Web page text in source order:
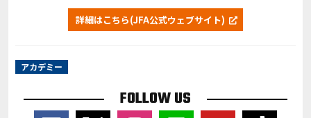
詳細はこちら(JFA公式ウェブサイト)
アカデミー
FOLLOW US